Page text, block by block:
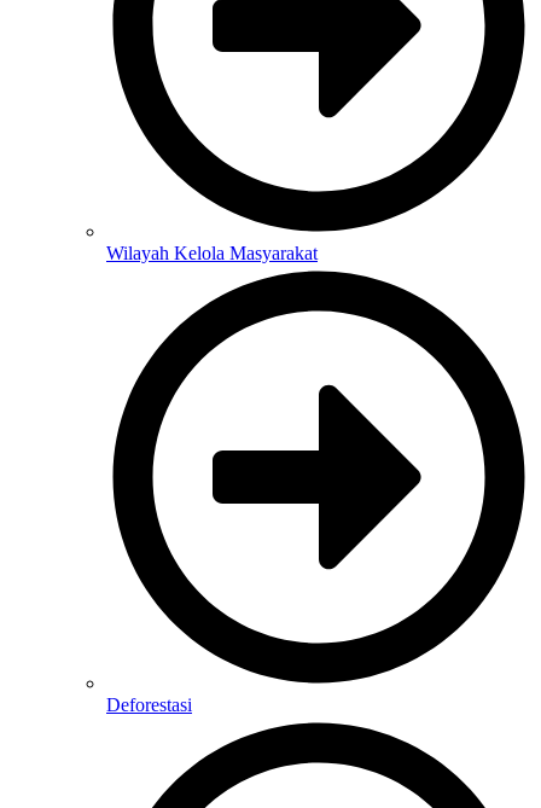
Wilayah Kelola Masyarakat
Deforestasi